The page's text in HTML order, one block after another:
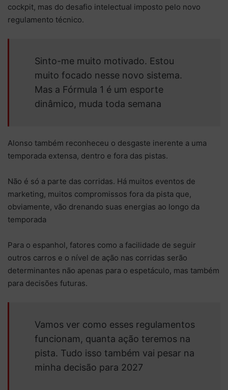
cockpit, mas do desafio intelectual imposto pelo novo
regulamento técnico.
Sinto-me muito motivado. Estou
muito focado nesse novo sistema.
Mas a Fórmula 1 é um esporte
dinâmico, muda toda semana
Alonso também reconheceu o desgaste inerente a uma
temporada extensa, dentro e fora das pistas.
Não é só a parte das corridas. Há muitos eventos de
marketing, muitos compromissos fora da pista que,
obviamente, vão drenando suas energias ao longo da
temporada
Para o espanhol, fatores como a facilidade de seguir
outros carros e o nível de ação nas corridas serão
determinantes não apenas para o espetáculo, mas também
para decisões futuras.
Vamos ver como esses regulamentos
funcionam, quanta ação teremos na
pista. Tudo isso também vai pesar na
minha decisão para 2027